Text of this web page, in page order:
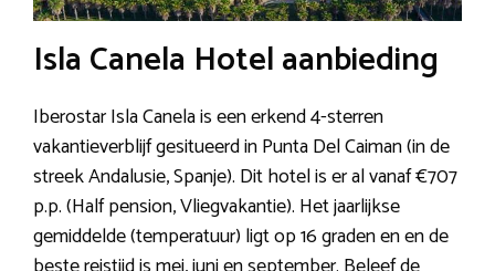
Isla Canela Hotel aanbieding
Iberostar Isla Canela is een erkend 4-sterren
vakantieverblijf gesitueerd in Punta Del Caiman (in de
streek Andalusie, Spanje). Dit hotel is er al vanaf €707
p.p. (Half pension, Vliegvakantie). Het jaarlijkse
gemiddelde (temperatuur) ligt op 16 graden en en de